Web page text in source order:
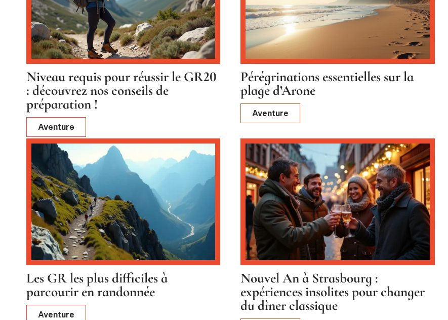
Niveau requis pour réussir le GR20
: découvrez nos conseils de
préparation !
Aventure
Pérégrinations essentielles sur la
plage d’Arone
Aventure
Les GR les plus difficiles à
parcourir en randonnée
Aventure
Nouvel An à Strasbourg :
expériences insolites pour changer
du dîner classique